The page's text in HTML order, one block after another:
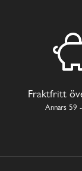
Fraktfritt
Annars 59